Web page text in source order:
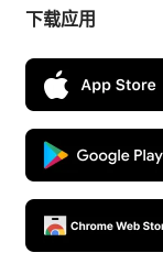
下载应用